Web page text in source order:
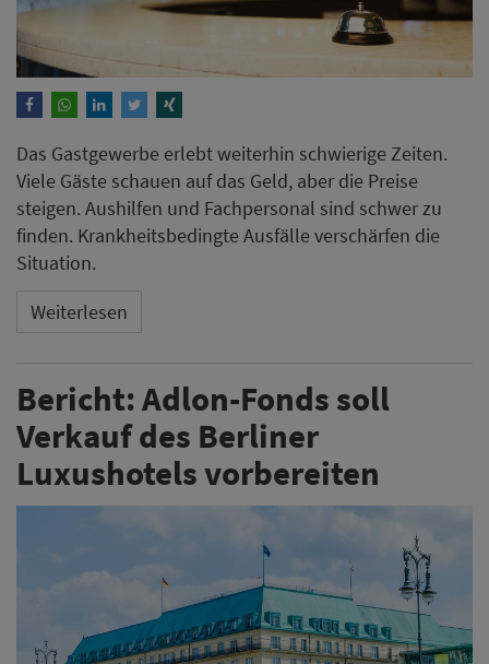
Das Gastgewerbe erlebt weiterhin schwierige Zeiten.
Viele Gäste schauen auf das Geld, aber die Preise
steigen. Aushilfen und Fachpersonal sind schwer zu
finden. Krankheitsbedingte Ausfälle verschärfen die
Situation.
Weiterlesen
Bericht: Adlon-Fonds soll
Verkauf des Berliner
Luxushotels vorbereiten